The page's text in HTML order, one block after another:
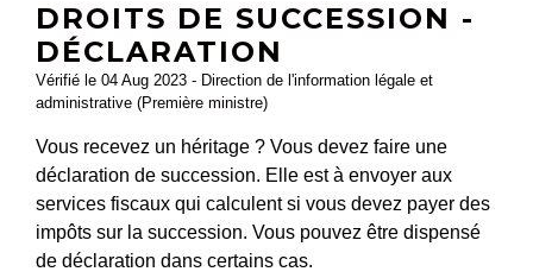
DROITS DE SUCCESSION -
DÉCLARATION
Vérifié le 04 Aug 2023 - Direction de l'information légale et
administrative (Première ministre)
Vous recevez un héritage ? Vous devez faire une
déclaration de succession. Elle est à envoyer aux
services fiscaux qui calculent si vous devez payer des
impôts sur la succession. Vous pouvez être dispensé
de déclaration dans certains cas.